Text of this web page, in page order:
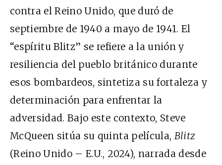
contra el Reino Unido, que duró de
septiembre de 1940 a mayo de 1941. El
“espíritu Blitz” se refiere a la unión y
resiliencia del pueblo británico durante
esos bombardeos, sintetiza su fortaleza y
determinación para enfrentar la
adversidad. Bajo este contexto, Steve
McQueen sitúa su quinta película, Blitz
(Reino Unido – E.U., 2024), narrada desde